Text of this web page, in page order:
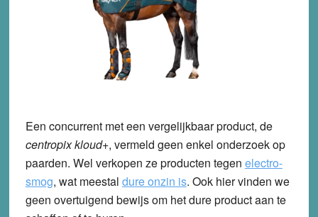
Een concurrent met een vergelijkbaar product, de
centropix kloud+, vermeld geen enkel onderzoek op
paarden. Wel verkopen ze producten tegen electro-
smog, wat meestal dure onzin is. Ook hier vinden we
geen overtuigend bewijs om het dure product aan te